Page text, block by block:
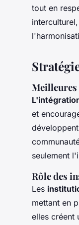
tout en
et
seulement
Rôle des
Les
mettant en
elles créent